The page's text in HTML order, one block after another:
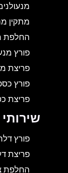
מנעולנים
מתקין
החלפת
פורץ מנעולים
פריצת
פורץ כספות
פריצת כספות
שירותי
פורץ דלתות
פריצת דלתות
החלפת